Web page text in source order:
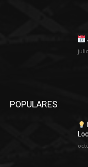
POPULARES